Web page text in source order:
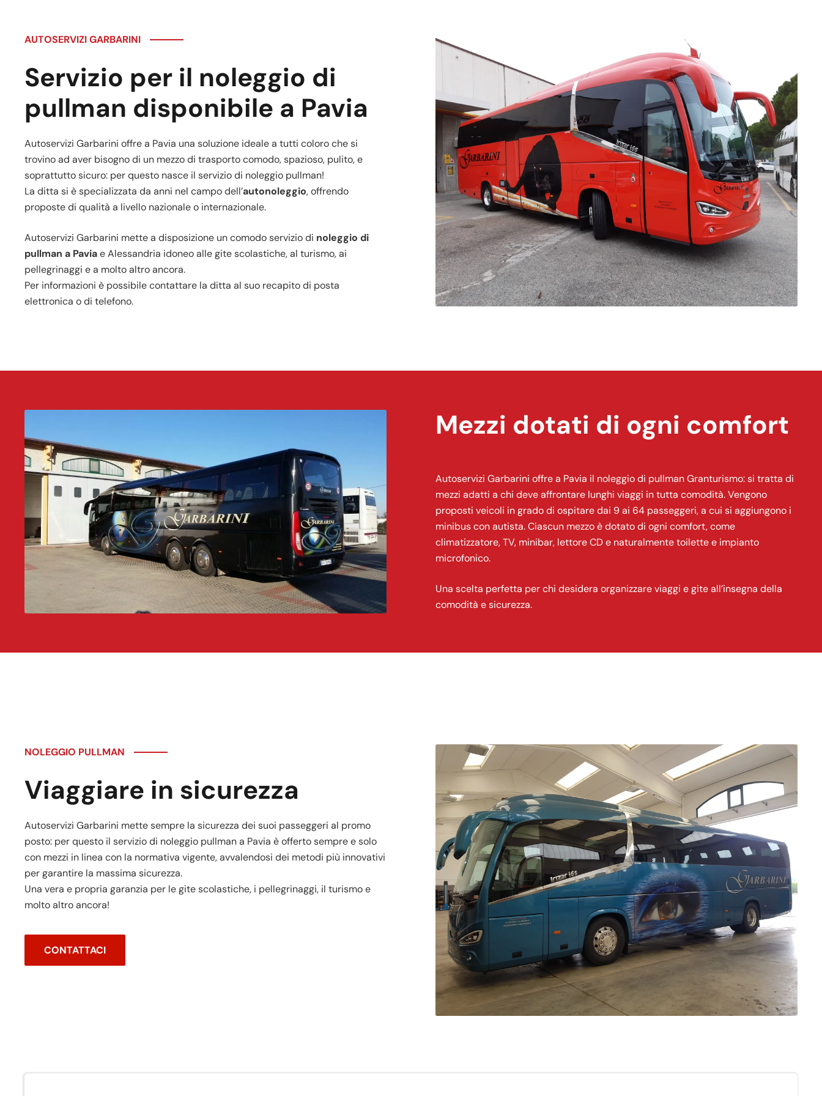
AUTOSERVIZI GARBARINI
Servizio per il noleggio di
pullman disponibile a Pavia
Autoservizi Garbarini offre a Pavia una soluzione ideale a tutti coloro che si
trovino ad aver bisogno di un mezzo di trasporto comodo, spazioso, pulito, e
soprattutto sicuro: per questo nasce il servizio di noleggio pullman!
La ditta si è specializzata da anni nel campo dell’autonoleggio, offrendo
proposte di qualità a livello nazionale o internazionale.
Autoservizi Garbarini mette a disposizione un comodo servizio di noleggio di
pullman a Paviae Alessandria idoneo alle gite scolastiche, al turismo, ai
pellegrinaggi e a molto altro ancora.
Per informazioni è possibile contattare la ditta al suo recapito di posta
elettronica o di telefono.
Mezzi dotati di ogni comfort
Autoservizi Garbarini offre a Pavia il noleggio di pullman Granturismo: si tratta di
mezzi adatti a chi deve affrontare lunghi viaggi in tutta comodità. Vengono
proposti veicoli in grado di ospitare dai 9 ai 64 passeggeri, a cui si aggiungono i
minibus con autista. Ciascun mezzo è dotato di ogni comfort, come
climatizzatore, TV, minibar, lettore CD e naturalmente toilette e impianto
microfonico.
Una scelta perfetta per chi desidera organizzare viaggi e gite all’insegna della
comodità e sicurezza.
NOLEGGIO PULLMAN
Viaggiare in sicurezza
Autoservizi Garbarini mette sempre la sicurezza dei suoi passeggeri al promo
posto: per questo il servizio di noleggio pullman a Pavia è offerto sempre e solo
con mezzi in linea con la normativa vigente, avvalendosi dei metodi più innovativi
per garantire la massima sicurezza.
Una vera e propria garanzia per le gite scolastiche, i pellegrinaggi, il turismo e
molto altro ancora!
CONTATTACI